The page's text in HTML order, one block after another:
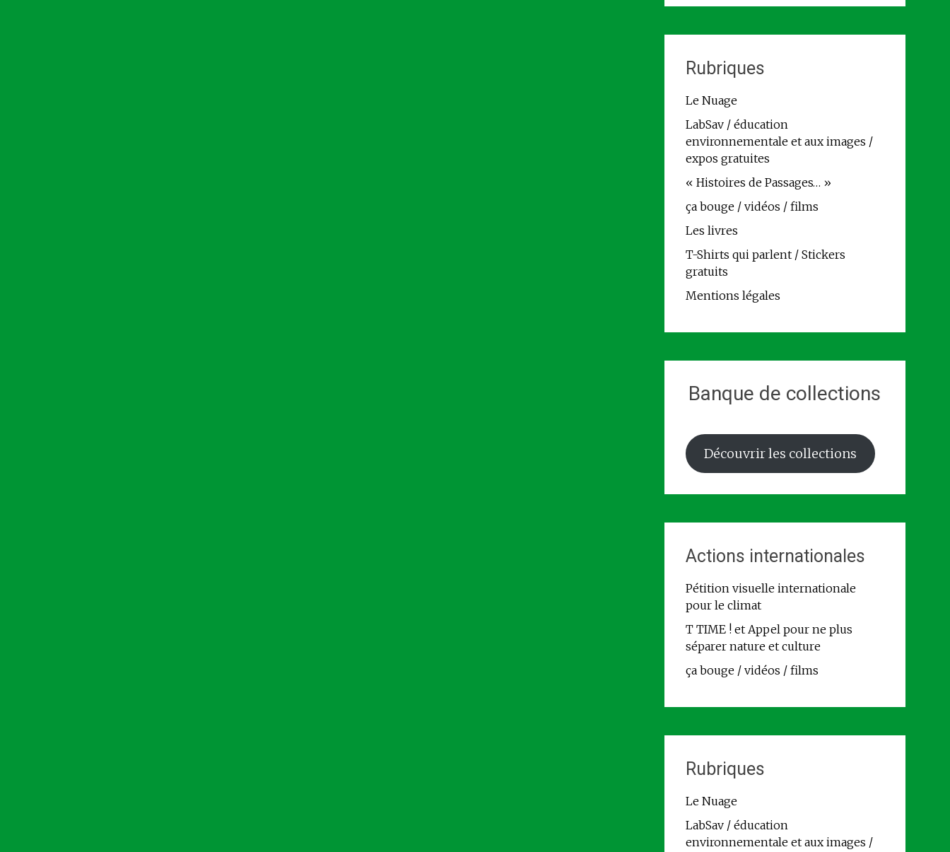
Rubriques
Le Nuage
LabSav / éducation
environnementale et aux images /
expos gratuites
« Histoires de Passages… »
ça bouge / vidéos / films
Les livres
T-Shirts qui parlent / Stickers
gratuits
Mentions légales
Banque de collections
Découvrir les collections
Actions internationales
Pétition visuelle internationale
pour le climat
T TIME ! et Appel pour ne plus
séparer nature et culture
ça bouge / vidéos / films
Rubriques
Le Nuage
LabSav / éducation
environnementale et aux images /